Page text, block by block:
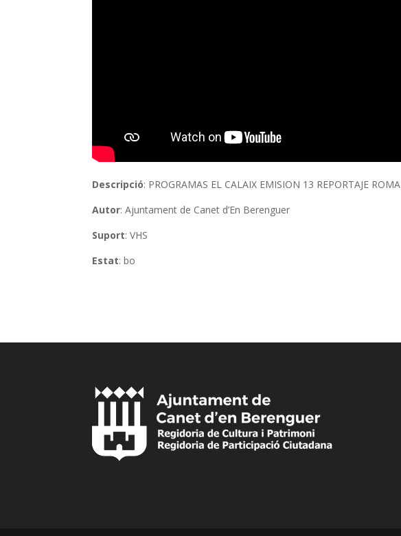
Descripció: PROGRAMAS EL CALAIX EMISION 13 REPORTAJE ROMA
Autor: Ajuntament de Canet d’En Berenguer
Suport: VHS
Estat: bo